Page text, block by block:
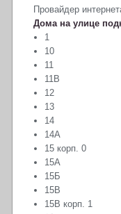
Провайдер
Дома на улице
1
10
11
11В
12
13
14
14А
15 корп. 0
15А
15Б
15В
15В корп. 1